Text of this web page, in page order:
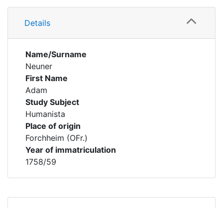
Details
Details
Name/Surname
Neuner
First Name
Adam
Study Subject
Humanista
Place of origin
Forchheim (OFr.)
Year of immatriculation
1758/59